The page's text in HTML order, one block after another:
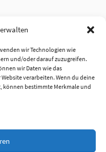
wir Technologien wie
und/oder darauf zuzugreifen.
wir Daten wie das
verarbeiten. Wenn du deine
können bestimmte Merkmale und